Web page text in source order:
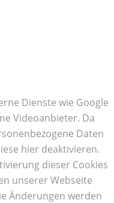
Dienste wie Google
Videoanbieter. Da
Daten
hier deaktivieren.
dieser Cookies
unserer Webseite
Änderungen werden